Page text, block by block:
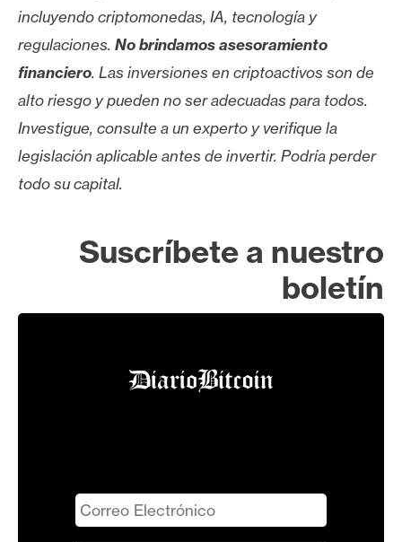
incluyendo criptomonedas, IA, tecnología y
regulaciones. No brindamos asesoramiento
financiero. Las inversiones en criptoactivos son de
alto riesgo y pueden no ser adecuadas para todos.
Investigue, consulte a un experto y verifique la
legislación aplicable antes de invertir. Podría perder
todo su capital.
Suscríbete a nuestro
boletín